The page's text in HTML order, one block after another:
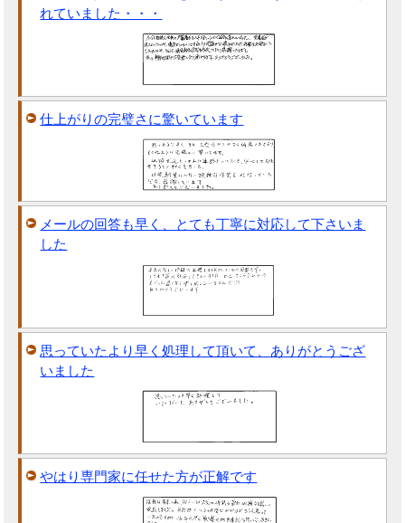
れていました・・・
仕上がりの完璧さに驚いています
メールの回答も早く、とても丁寧に対応して下さいま
した
思っていたより早く処理して頂いて、ありがとうござ
いました
やはり専門家に任せた方が正解です